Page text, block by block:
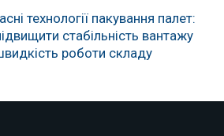
технології пакування палет:
стабільність вантажу
роботи складу